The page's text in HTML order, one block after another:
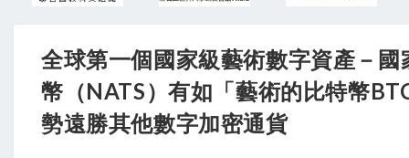
全球第一個國家級藝術數字資產－國
幣（NATS）有如「藝術的比特幣
勢遠勝其他數字加密通貨